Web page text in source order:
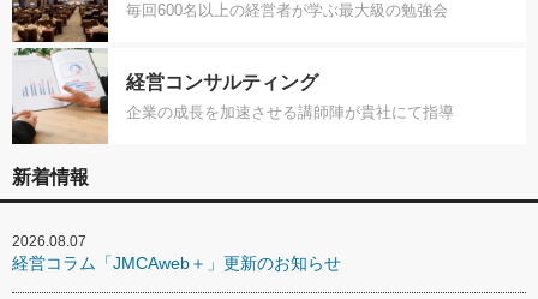
毎回600名以上の経営者が学ぶ最大級の勉強会
経営コンサルティング
企業の成長を加速させる講師陣が貴社にて指導
新着情報
2026.08.07
経営コラム「JMCAweb＋」更新のお知らせ